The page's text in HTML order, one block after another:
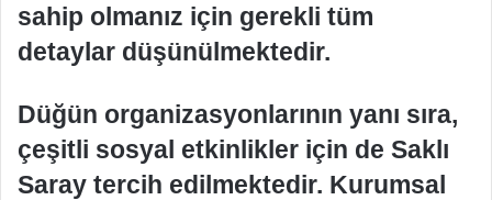
sahip olmanız için gerekli tüm
detaylar düşünülmektedir.
Düğün organizasyonlarının yanı sıra,
çeşitli sosyal etkinlikler için de Saklı
Saray tercih edilmektedir. Kurumsal